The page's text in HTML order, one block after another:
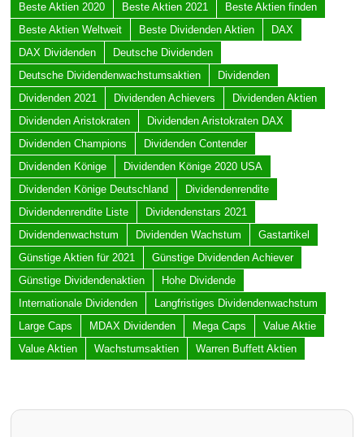
Beste Aktien 2020
Beste Aktien 2021
Beste Aktien finden
Beste Aktien Weltweit
Beste Dividenden Aktien
DAX
DAX Dividenden
Deutsche Dividenden
Deutsche Dividendenwachstumsaktien
Dividenden
Dividenden 2021
Dividenden Achievers
Dividenden Aktien
Dividenden Aristokraten
Dividenden Aristokraten DAX
Dividenden Champions
Dividenden Contender
Dividenden Könige
Dividenden Könige 2020 USA
Dividenden Könige Deutschland
Dividendenrendite
Dividendenrendite Liste
Dividendenstars 2021
Dividendenwachstum
Dividenden Wachstum
Gastartikel
Günstige Aktien für 2021
Günstige Dividenden Achiever
Günstige Dividendenaktien
Hohe Dividende
Internationale Dividenden
Langfristiges Dividendenwachstum
Large Caps
MDAX Dividenden Mega Caps
Value Aktie
Value Aktien
Wachstumsaktien Warren Buffett Aktien